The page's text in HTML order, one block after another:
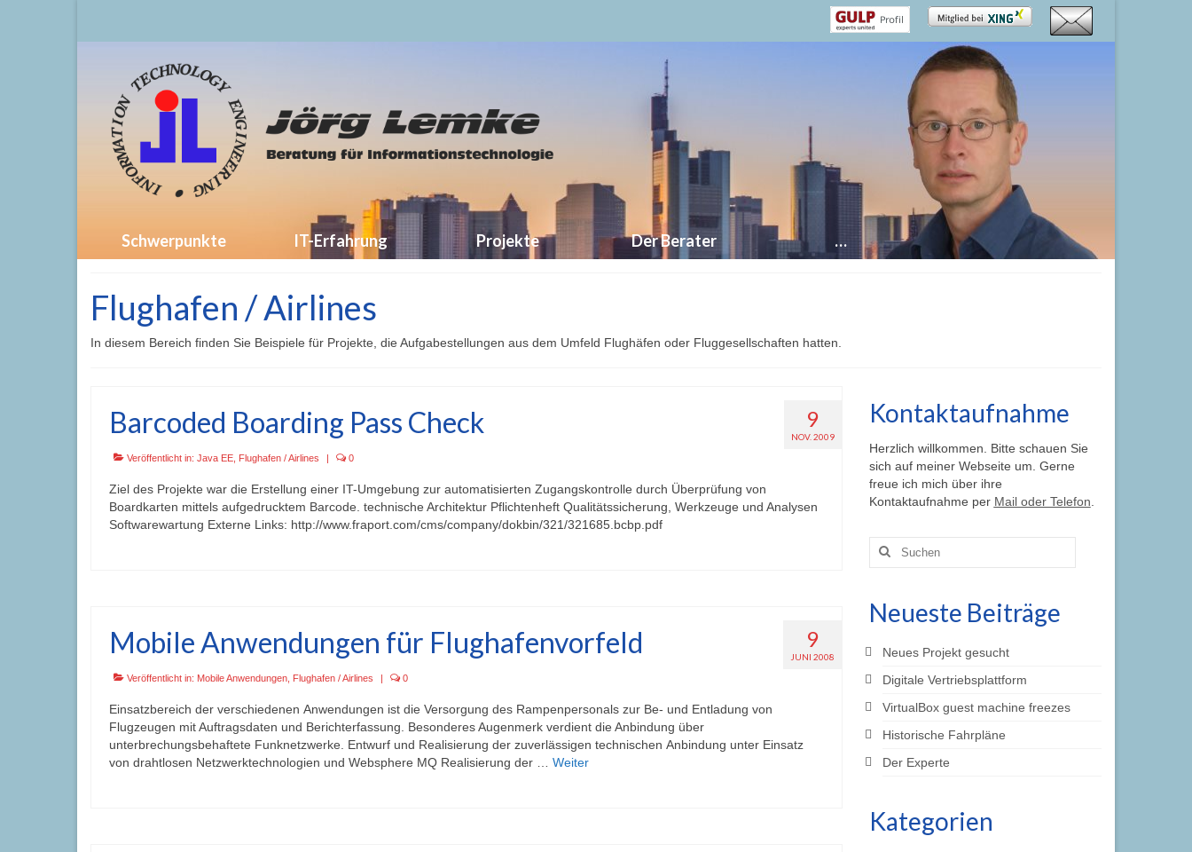
Schwerpunkte IT-Erfahrung Projekte Der Berater …
Flughafen / Airlines
In diesem Bereich finden Sie Beispiele für Projekte, die Aufgabestellungen aus dem Umfeld Flughäfen oder Fluggesellschaften hatten.
9
NOV. 2009
Barcoded Boarding Pass Check
Veröffentlicht in: Java EE Flughafen / Airlines | 0
Ziel des Projekte war die Erstellung einer IT-Umgebung zur automatisierten Zugangskontrolle durch Überprüfung von
Boardkarten mittels aufgedrucktem Barcode. technische Architektur Pflichtenheft Qualitätssicherung, Werkzeuge und Analysen
Softwarewartung Externe Links: http://www.fraport.com/cms/company/dokbin/321/321685.bcbp.pdf
9
JUNI 2008
Mobile Anwendungen für Flughafenvorfeld
Veröffentlicht in: Mobile Anwendungen Flughafen / Airlines | 0
Einsatzbereich der verschiedenen Anwendungen ist die Versorgung des Rampenpersonals zur Be- und Entladung von
Flugzeugen mit Auftragsdaten und Berichterfassung. Besonderes Augenmerk verdient die Anbindung über
unterbrechungsbehaftete Funknetzwerke. Entwurf und Realisierung der zuverlässigen technischen Anbindung unter Einsatz
von drahtlosen Netzwerktechnologien und Websphere MQ Realisierung der … Weiter
Kontaktaufnahme
Herzlich willkommen. Bitte schauen Sie
sich auf meiner Webseite um. Gerne
freue ich mich über ihre
Kontaktaufnahme per Mail oder Telefon
Suche
Neueste Beiträge
Neues Projekt gesucht
Digitale Vertriebsplattform
VirtualBox guest machine freezes
Historische Fahrpläne
Der Experte
Kategorien